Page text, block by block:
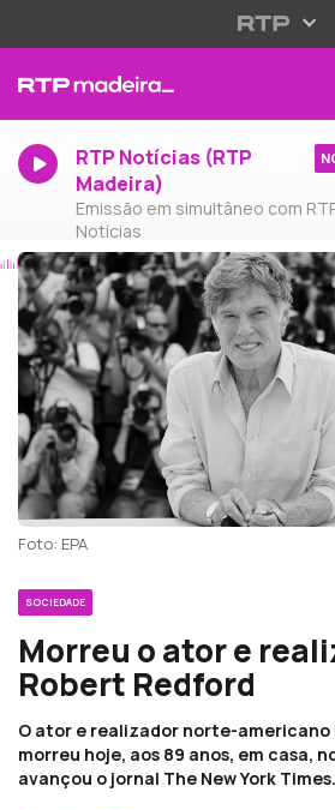
RTP Notícias (RTP
Madeira)
Emissão em simultâneo com
Notícias
Foto: EPA
SOCIEDADE
Morreu o ator e
Robert Redford
O ator e realizador norte-americano
morreu hoje, aos 89 anos, em casa,
avançou o jornal The New York Times.